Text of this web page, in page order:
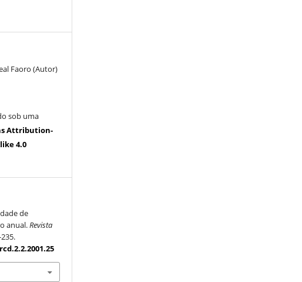
Faoro (Autor)
sob uma
Attribution-
4.0
de
anual.Revista